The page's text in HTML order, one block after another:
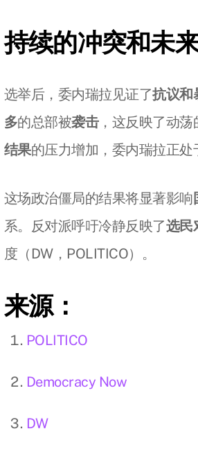
持续的冲突和未
选举后，委内瑞拉见证了抗议和
多的总部被袭击，这反映了动荡
结果的压力增加，委内瑞拉正处
这场政治僵局的结果将显著影响
系。反对派呼吁冷静反映了选民
度（DW，POLITICO）。
来源：
POLITICO
Democracy Now
DW